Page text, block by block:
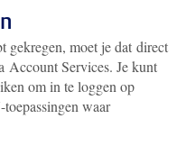
moet je dat direct
Account Services. Je kunt
om in te loggen op
waar